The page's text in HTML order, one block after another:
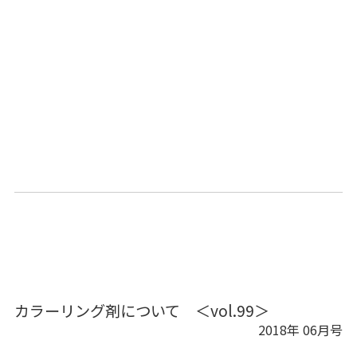
カラーリング剤について ＜vol.99＞
2018年 06月号